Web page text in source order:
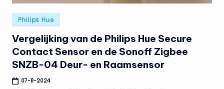
Geplaatst
in
Philips Hue
Vergelijking van de Philips Hue Secure
Contact Sensor en de Sonoff Zigbee
SNZB-04 Deur- en Raamsensor
07-11-2024